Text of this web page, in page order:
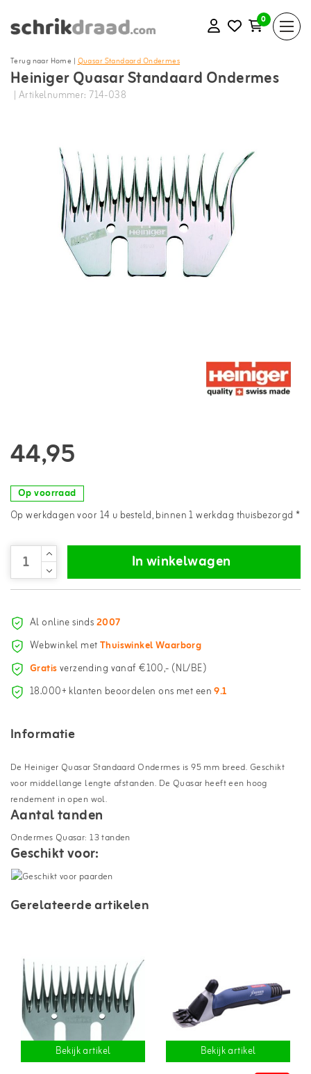
0
Terug naar Home |Quasar Standaard Ondermes
Heiniger Quasar Standaard Ondermes
| Artikelnummer: 714-038
44,95
Op voorraad
Op werkdagen voor 14 u besteld, binnen 1 werkdag thuisbezorgd *
In winkelwagen
Al online sinds2007
Webwinkel metThuiswinkel Waarborg
Gratisverzending vanaf €100,- (NL/BE)
18.000+ klanten beoordelen ons met een9.1
Informatie
De Heiniger Quasar Standaard Ondermes is 95 mm breed. Geschikt
voor middellange lengte afstanden. De Quasar heeft een hoog
rendement in open wol.
Aantal tanden
Ondermes Quasar: 13 tanden
Geschikt voor:
Gerelateerde artikelen
Bekijk artikel
Bekijk artikel